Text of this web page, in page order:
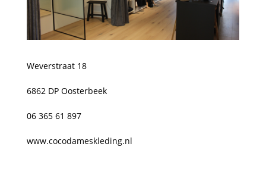
Weverstraat 18
6862 DP Oosterbeek
06 365 61 897
www.cocodameskleding.nl